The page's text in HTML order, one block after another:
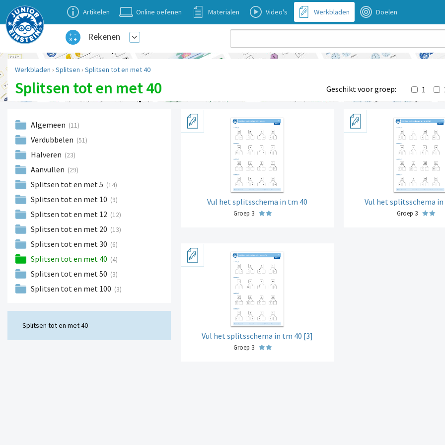
Artikelen Online oefenen Materialen Video's Werkbladen Doelen
Rekenen
Werkbladen › Splitsen › Splitsen tot en met 40
Splitsen tot en met 40 Geschikt voor groep: 1
Algemeen (11)
Verdubbelen (51)
Halveren (23)
Aanvullen (29)
Splitsen tot en met 5 (14)
Splitsen tot en met 10 (9)
Splitsen tot en met 12 (12)
Splitsen tot en met 20 (13)
Splitsen tot en met 30 (6)
Splitsen tot en met 40 (4)
Splitsen tot en met 50 (3)
Splitsen tot en met 100 (3)
Splitsen tot en met 40
Vul het splitsschema in tm 40
Groep 3
Vul het splitsschema
Groep 3
Vul het splitsschema in tm 40 [3]
Groep 3